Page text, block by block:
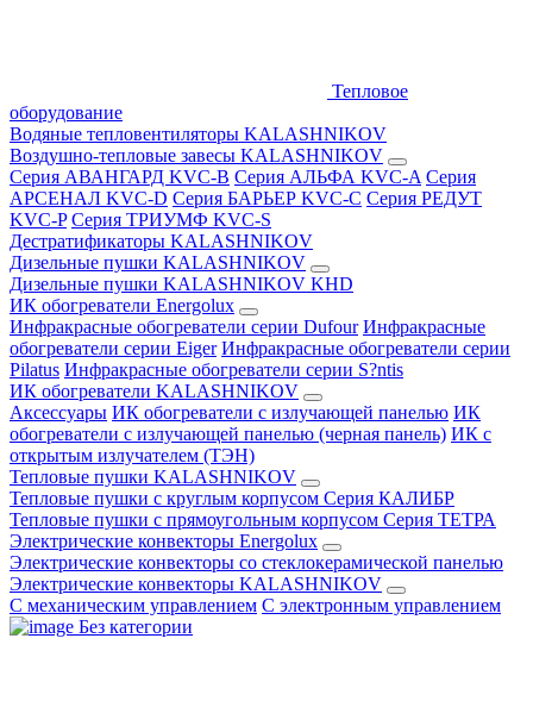
Тепловое
оборудование
Водяные тепловентиляторы KALASHNIKOV
Воздушно-тепловые завесы KALASHNIKOV
Серия АВАНГАРД KVC-B Серия АЛЬФА KVC-A Серия
АРСЕНАЛ KVC-D Серия БАРЬЕР KVC-C Серия РЕДУТ
KVC-P Серия ТРИУМФ KVC-S
Дестратификаторы KALASHNIKOV
Дизельные пушки KALASHNIKOV
Дизельные пушки KALASHNIKOV KHD
ИК обогреватели Energolux
Инфракрасные обогреватели серии Dufour Инфракрасные
обогреватели серии Eiger Инфракрасные обогреватели серии
Pilatus Инфракрасные обогреватели серии S?ntis
ИК обогреватели KALASHNIKOV
Аксессуары ИК обогреватели с излучающей панелью ИК
обогреватели с излучающей панелью (черная панель) ИК с
открытым излучателем (ТЭН)
Тепловые пушки KALASHNIKOV
Тепловые пушки с круглым корпусом Серия КАЛИБР
Тепловые пушки с прямоугольным корпусом Серия ТЕТРА
Электрические конвекторы Energolux
Электрические конвекторы со стеклокерамической панелью
Электрические конвекторы KALASHNIKOV
С механическим управлением С электронным управлением
Без категории